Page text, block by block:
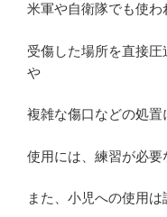
米軍や自衛隊でも使わ
受傷した場所を直接
や
複雑な傷口などの処置
使用には、練習が必要
また、小児への使用は